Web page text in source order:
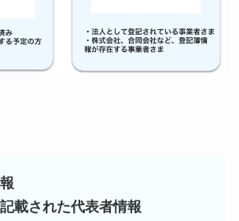
載された代表者情報